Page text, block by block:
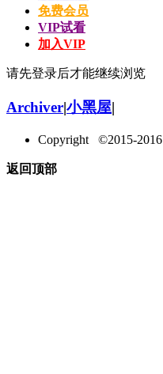
免费会员
VIP试看
加入VIP
请先登录后才能继续浏览
Archiver|小黑屋|
Copyright ©2015-2016
返回顶部